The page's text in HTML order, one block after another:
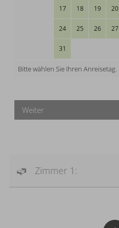
17 18 19 20
24 25 26 27
31
Bitte wählen Sie Ihren Anreisetag.
Weiter
Zimmer 1: